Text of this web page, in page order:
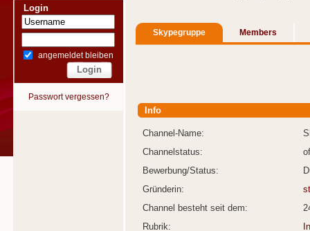
Login
angemeldet bleiben
Passwort vergessen?
Skypegruppe Members
Info
Channel-Name:
Channelstatus:
Bewerbung/Status:
Gründerin:
Channel besteht seit dem:
Rubrik: